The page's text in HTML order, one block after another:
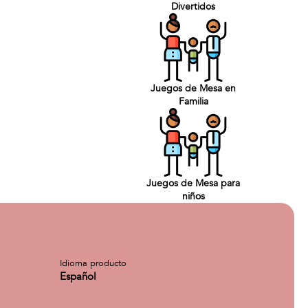
Divertidos
Juegos de Mesa en
Familia
Juegos de Mesa para
niños
Idioma producto
Español